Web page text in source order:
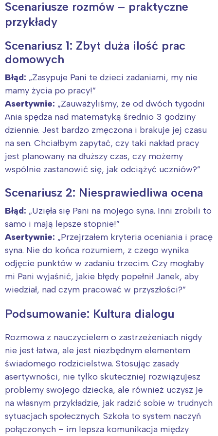
Scenariusze rozmów – praktyczne
przykłady
Scenariusz 1: Zbyt duża ilość prac
domowych
Błąd: „Zasypuje Pani te dzieci zadaniami, my nie
mamy życia po pracy!”
Asertywnie: „Zauważyliśmy, że od dwóch tygodni
Ania spędza nad matematyką średnio 3 godziny
dziennie. Jest bardzo zmęczona i brakuje jej czasu
na sen. Chciałbym zapytać, czy taki nakład pracy
jest planowany na dłuższy czas, czy możemy
wspólnie zastanowić się, jak odciążyć uczniów?”
Scenariusz 2: Niesprawiedliwa ocena
Błąd: „Uzięła się Pani na mojego syna. Inni zrobili to
samo i mają lepsze stopnie!”
Asertywnie: „Przejrzałem kryteria oceniania i pracę
syna. Nie do końca rozumiem, z czego wynika
odjęcie punktów w zadaniu trzecim. Czy mogłaby
mi Pani wyjaśnić, jakie błędy popełnił Janek, aby
wiedział, nad czym pracować w przyszłości?”
Podsumowanie: Kultura dialogu
Rozmowa z nauczycielem o zastrzeżeniach nigdy
nie jest łatwa, ale jest niezbędnym elementem
świadomego rodzicielstwa. Stosując zasady
asertywności, nie tylko skuteczniej rozwiązujesz
problemy swojego dziecka, ale również uczysz je
na własnym przykładzie, jak radzić sobie w trudnych
sytuacjach społecznych. Szkoła to system naczyń
połączonych – im lepsza komunikacja między